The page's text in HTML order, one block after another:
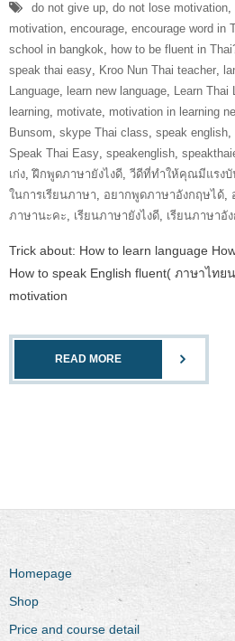
do not give up, do not lose motivation,
motivation, encourage, encourage word in
school in bangkok, how to be fluent in
speak thai easy, Kroo Nun Thai teacher,
Language, learn new language, Learn Thai
learning, motivate, motivation in learning
Bunsom, skype Thai class, speak english,
Speak Thai Easy, speakenglish,
เก่ง,ฝึกพูดภาษายังไงดี, วีดีที่ทำให้คุณมีแรงบั
ในการเรียนภาษา, อยากพูดภาษาอังกฤษได้,
ภาษานะคะ, เรียนภาษายังไงดี, เรียนภาษาอั
Trick about: How to learn language
How to speak English fluent( ภาษาไทย
motivation
READ MORE
Homepage
Shop
Price and course detail